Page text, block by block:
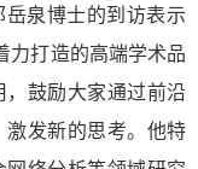
泉博士的到访表示
力打造的高端学术品
，鼓励大家通过前沿
发新的思考。他特